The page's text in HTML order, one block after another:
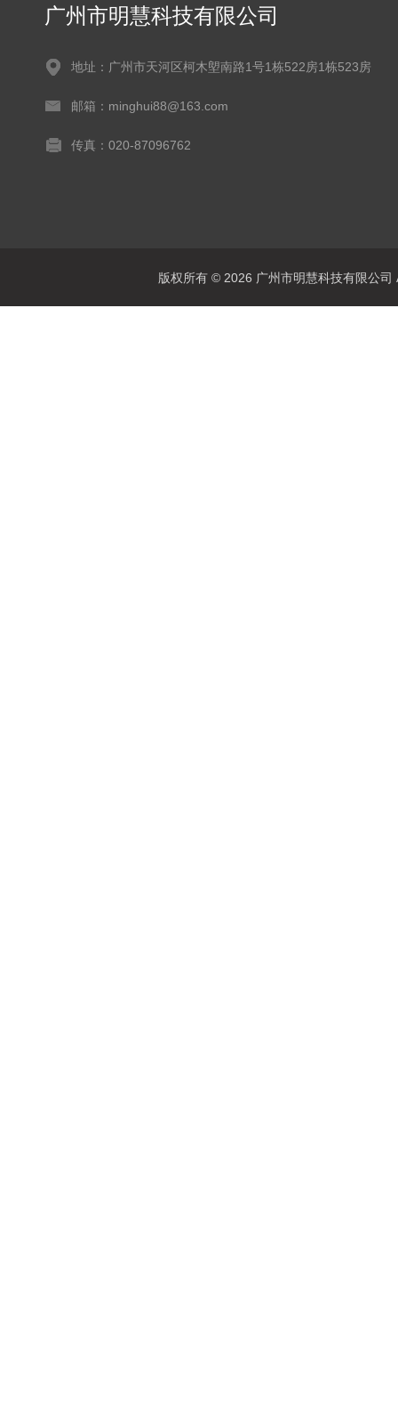
广州市明慧科技有限公司
地址：广州市天河区柯木塱南路1号1栋522房1栋523房
邮箱：minghui88@163.com
传真：020-87096762
版权所有 © 2026 广州市明慧科技有限